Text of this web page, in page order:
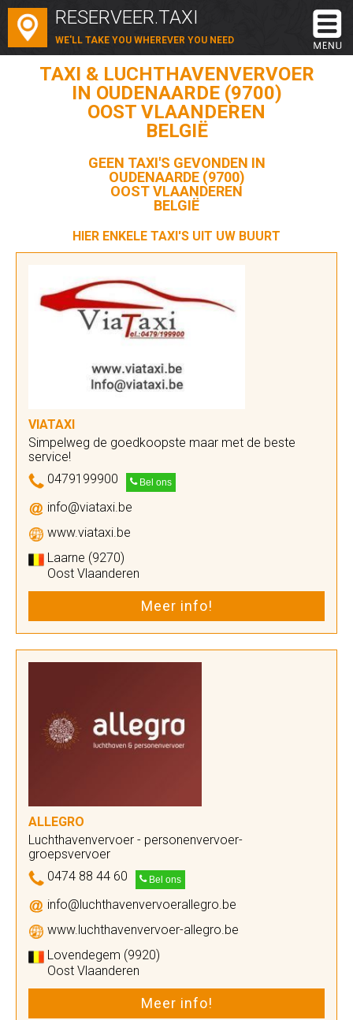
RESERVEER.TAXI
WE'LL TAKE YOU WHEREVER YOU NEED
TAXI & LUCHTHAVENVERVOER
IN OUDENAARDE (9700)
OOST VLAANDEREN
BELGIË
GEEN TAXI'S GEVONDEN IN
OUDENAARDE (9700)
OOST VLAANDEREN
BELGIË
HIER ENKELE TAXI'S UIT UW BUURT
VIATAXI
Simpelweg de goedkoopste maar met de beste
service!
0479199900
Bel ons
info@viataxi.be
www.viataxi.be
Laarne (9270)
Oost Vlaanderen
Meer info!
ALLEGRO
Luchthavenvervoer - personenvervoer-
groepsvervoer
0474 88 44 60
Bel ons
info@luchthavenvervoerallegro.be
www.luchthavenvervoer-allegro.be
Lovendegem (9920)
Oost Vlaanderen
Meer info!